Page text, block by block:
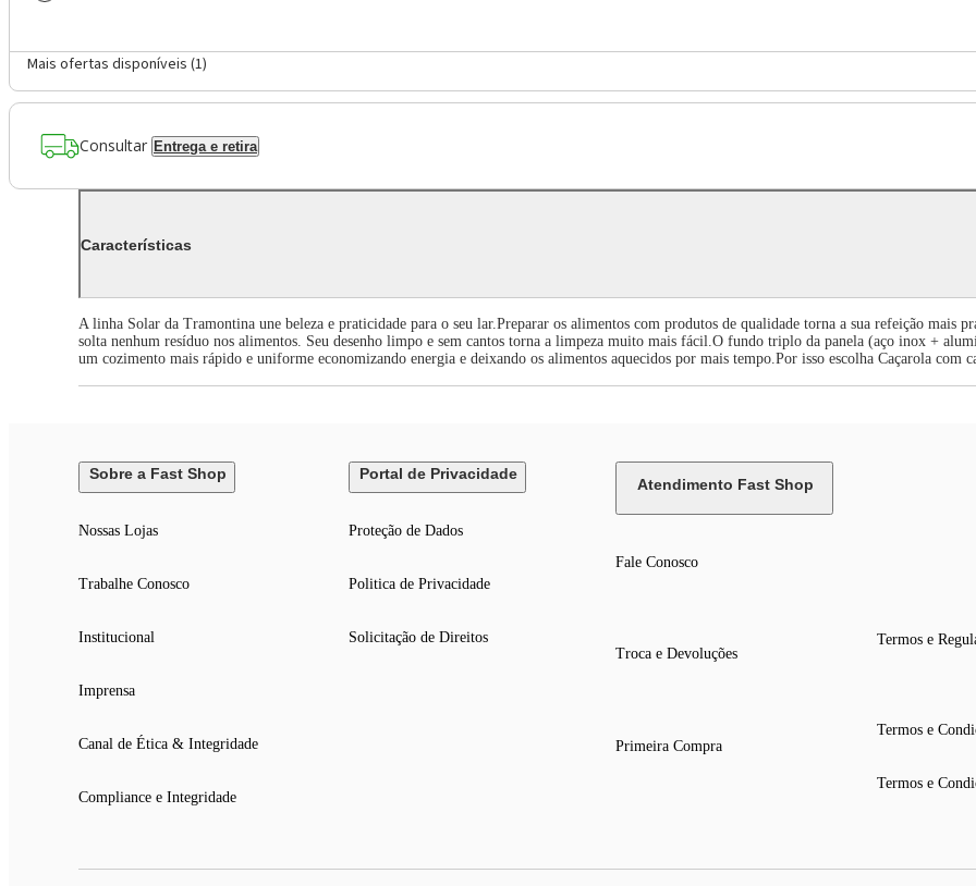
Mais ofertas disponíveis (1)
Consultar Entrega e retira
Características
A linha Solar da Tramontina une beleza e praticidade para o seu lar.Preparar os alimentos com produtos de qualidade torna a sua refeição mais
solta nenhum resíduo nos alimentos. Seu desenho limpo e sem cantos torna a limpeza muito mais fácil.O fundo triplo da panela (aço inox +
um cozimento mais rápido e uniforme economizando energia e deixando os alimentos aquecidos por mais tempo.Por isso escolha Caçarola com
Sobre a Fast Shop
Nossas Lojas
Trabalhe Conosco
Institucional
Imprensa
Canal de Ética & Integridade
Compliance e Integridade
Portal de Privacidade
Proteção de Dados
Politica de Privacidade
Solicitação de Direitos
Atendimento Fast Shop
Fale Conosco
Troca e Devoluções
Primeira Compra
Termos e
Termos e
Termos e